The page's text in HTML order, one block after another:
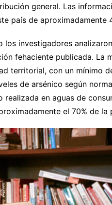
general. Las
país de aproximadamente
los investigadores
fehaciente publicada. La
territorial, con un mínimo
de arsénico según
realizada en aguas de
el 70% de la